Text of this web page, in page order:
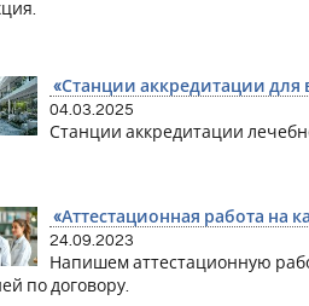
«Станции аккредитации для
04.03.2025
Станции аккредитации
«Аттестационная работа на
24.09.2023
Напишем аттестационную
по договору.